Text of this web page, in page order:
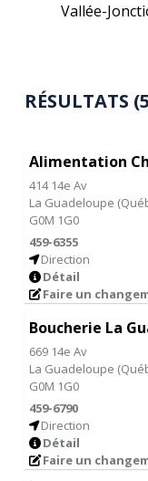
Vallée-
RÉSULTATS
Alimentation
414 14e Av
La Guadeloupe (
G0M 1G0
459-6355
Direction
Détail
Faire un
Boucherie La
669 14e Av
La Guadeloupe (
G0M 1G0
459-6790
Direction
Détail
Faire un